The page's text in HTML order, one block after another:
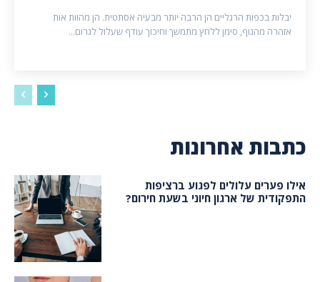
יבלות בכפות הרגליים הן הרבה יותר מבעיה אסתטית. הן מהוות אות
אזהרה מהגוף, סימן ללחץ מתמשך וחיכוך עודף שעלול לגרום...
כתבות אחרונות
אילו פערים עלולים לפגוע ברציפות
התפקודית של ארגון חיוני בשעת חירום?